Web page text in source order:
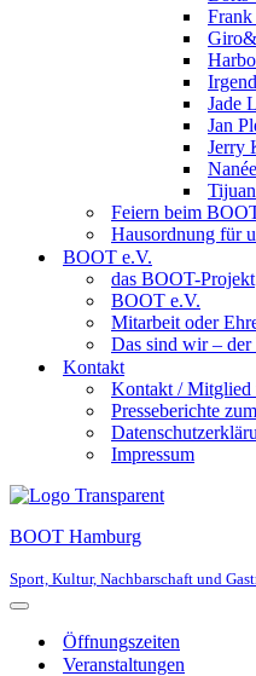
Frank
Jade
Jan
Jerry
Nanée
Feiern beim
Hausordnung für
BOOT e.V.
das BOOT-Projekt
BOOT e.V.
Mitarbeit oder
Das sind wir – der
Kontakt
Kontakt / Mitglied
Presseberichte
Impressum
BOOT Hamburg
Sport, Kultur, Nachbarschaft und
Navigationsmenü
Öffnungszeiten
Veranstaltungen